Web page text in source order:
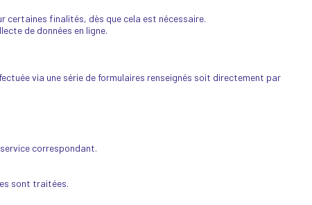
certaines finalités, dès que cela est nécessaire.
de données en ligne.
via une série de formulaires renseignés soit directement par
correspondant.
sont traitées.